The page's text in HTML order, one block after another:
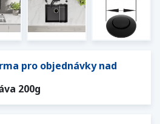
pro objednávky nad
200g